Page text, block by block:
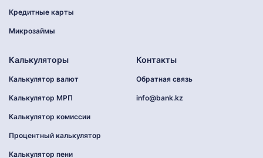
Кредитные карты
Микрозаймы
Калькуляторы
Калькулятор валют
Калькулятор МРП
Калькулятор комиссии
Процентный калькулятор
Калькулятор пени
Контакты
Обратная связь
info@bank.kz